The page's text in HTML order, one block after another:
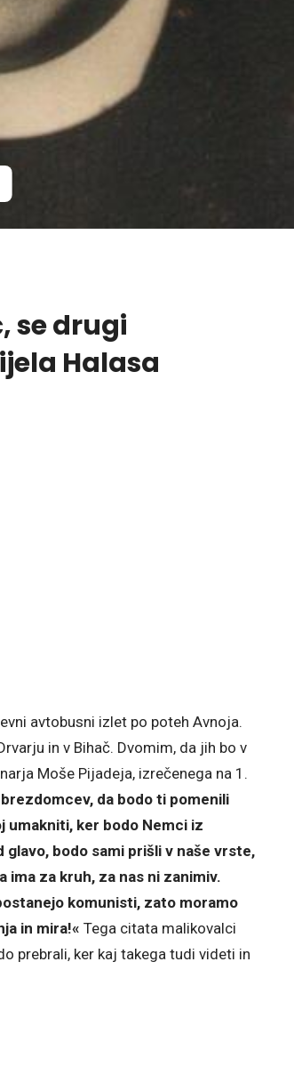
se drugi
Halasa
avtobusni izlet po poteh Avnoja.
in v Bihač. Dvomim, da jih bo v
Moše Pijadeja, izrečenega na 1.
da bodo ti pomenili
umakniti, ker bodo Nemci iz
bodo sami prišli v naše vrste,
za kruh, za nas ni zanimiv.
komunisti, zato moramo
in mira!« Tega citata malikovalci
prebrali, ker kaj takega tudi videti in